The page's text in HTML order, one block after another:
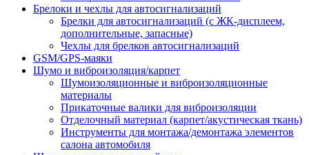
Брелоки и чехлы для автосигнализаций
Брелки для автосигнализаций (с ЖК-дисплеем,
дополнительные, запасные)
Чехлы для брелков автосигнализаций
GSM/GPS-маяки
Шумо и виброизоляция/карпет
Шумоизоляционные и виброизоляционные
материалы
Прикаточные валики для виброизоляции
Отделочный материал (карпет/акустическая ткань)
Инструменты для монтажа/демонтажа элементов
салона автомобиля